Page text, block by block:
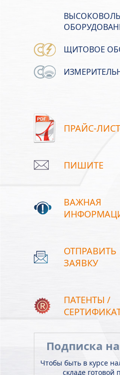
ЩИТОВОЕ
ПРАЙС-ЛИСТ
ПИШИТЕ
ВАЖНАЯ
ОТПРАВИТЬ
ЗАЯВКУ
ПАТЕНТЫ /
Подписка
Чтобы быть в курсе
складе готовой